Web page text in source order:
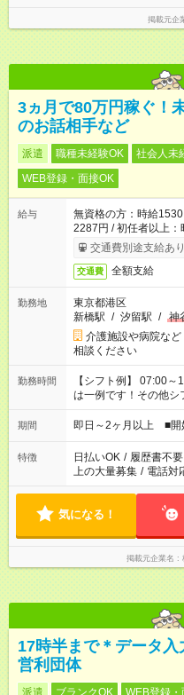
掲載元企
3ヵ月で80万円稼ぐ！
のお話相手など
派遣 職種未経験OK 社会人未
WEB登録・面接OK
給与
無資格の方：時給
2287円 / 初任者以上
交通費別途支給あり
交通費 全額支給
勤務地
東京都港区
新橋駅 / 汐留駅 / 神
介護施設や病院な
相談ください
勤務時間
【シフト例】 07:00～
は一例です！その他シ
期間 即日～2ヶ月以上 ■開
特徴 日払いOK / 履歴書不要
上の大量募集 / 電話対
気になる！
掲載元企業名
17時半まで＊データ
営利団体
派遣 ブランクOK WEB登録・